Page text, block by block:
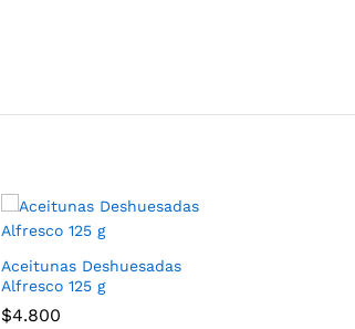
Aceitunas Deshuesadas
Alfresco 125 g
$4.800